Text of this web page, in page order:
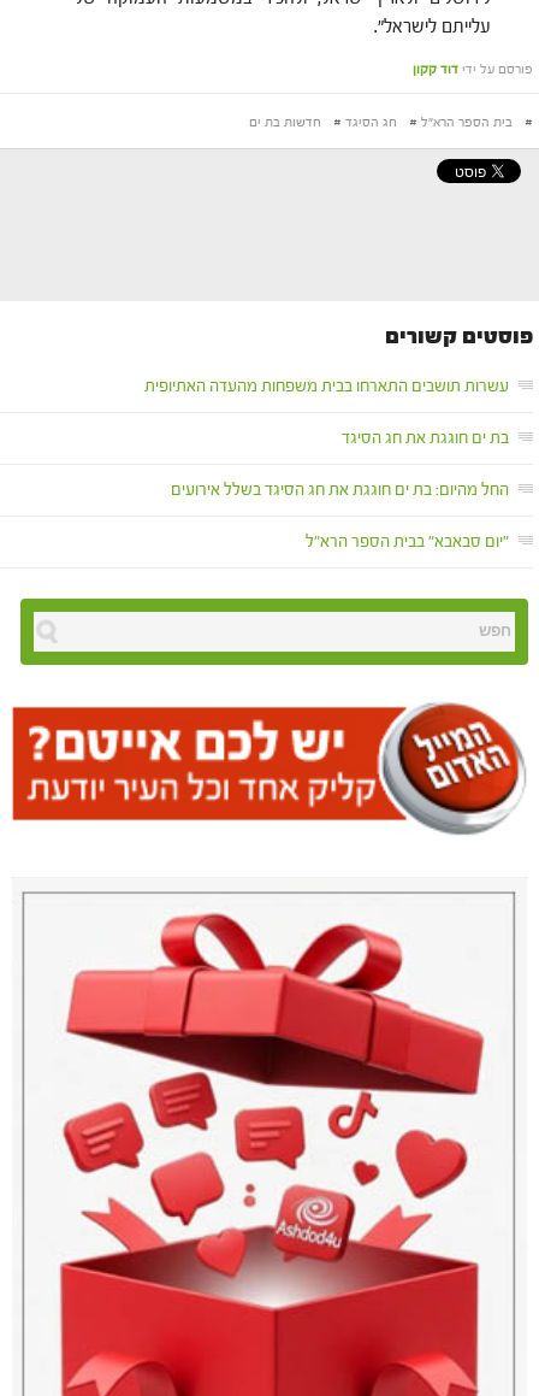
עלייתם לישראל".
פורסם על ידי דוד קקון
# בית הספר הרא"ל # חג הסיגד # חדשות בת ים
פוסטים קשורים
עשרות תושבים התארחו בבית משפחות מהעדה האתיופית
בת ים חוגגת את חג הסיגד
החל מהיום: בת ים חוגגת את חג הסיגד בשלל אירועים
"יום סבאבא" בבית הספר הרא"ל